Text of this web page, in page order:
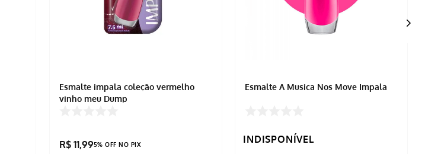
Esmalte impala coleção vermelho
vinho meu Dump
R$ 11,995% OFF NO PIX
Esmalte A Musica Nos Move Impala
INDISPONÍVEL